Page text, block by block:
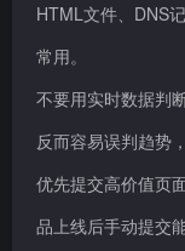
HTML文件、DNS
常用。
不要用实时数据判
反而容易误判趋势
优先提交高价值页
品上线后手动提交